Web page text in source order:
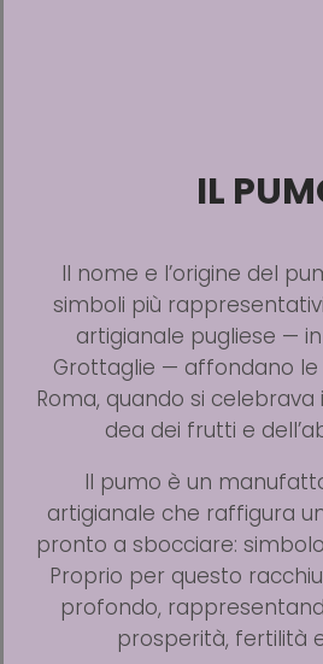
IL
Il nome e l’origine del
simboli più
artigianale pugliese —
Grottaglie — affondano le
Roma, quando si celebrava
dea dei frutti e
Il pumo è un
artigianale che raffigura
pronto a sbocciare:
Proprio per questo
profondo,
prosperità, fertilità